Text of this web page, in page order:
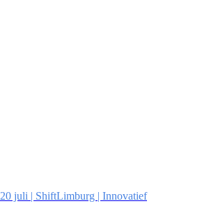
20 juli | ShiftLimburg | Innovatief